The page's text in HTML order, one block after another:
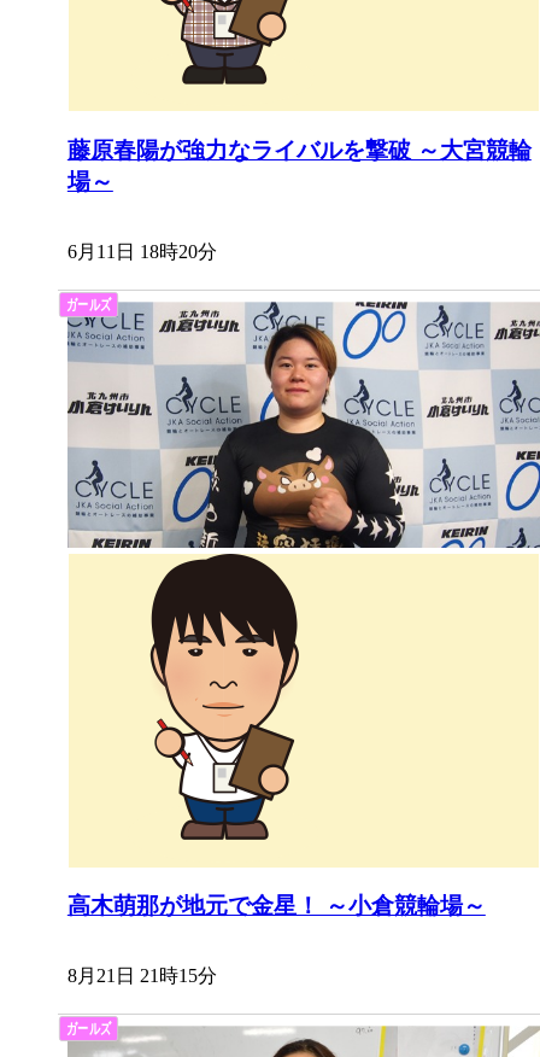
藤原春陽が強力なライバルを撃破 ～大宮競輪
場～
6月11日 18時20分
高木萌那が地元で金星！ ～小倉競輪場～
8月21日 21時15分